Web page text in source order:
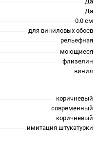
Да
0.0 см
для виниловых обоев
рельефная
моющиеся
флизелин
винил
коричневый
современный
коричневый
имитация штукатурки